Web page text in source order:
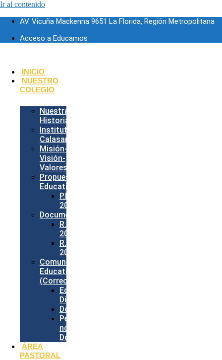
Ir al contenido
AV. Vicuña Mackenna 9651 La Florida, Región Metropolitana
Acceso a Educamos
INICIO
NUESTRO
COLEGIO
Nuestra
Historia
Instituto
Calasancio
Misión-
Visión-
Valores
Propuesta
Educativa
P.E.I.
2026
Documentos
R.I.E.
2026
R.E.P.
2026
Comunidad
Educativa
(Correos)
Equipo
Directivo
Docentes
Personal
no
Docente
ÁREA
PASTORAL